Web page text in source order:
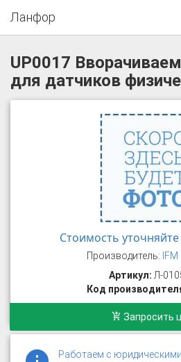
Ланфор
UP0017
для датчиков
Стоимость
Производитель:
Артикул: Л-
Код
Запросить
Работаем с